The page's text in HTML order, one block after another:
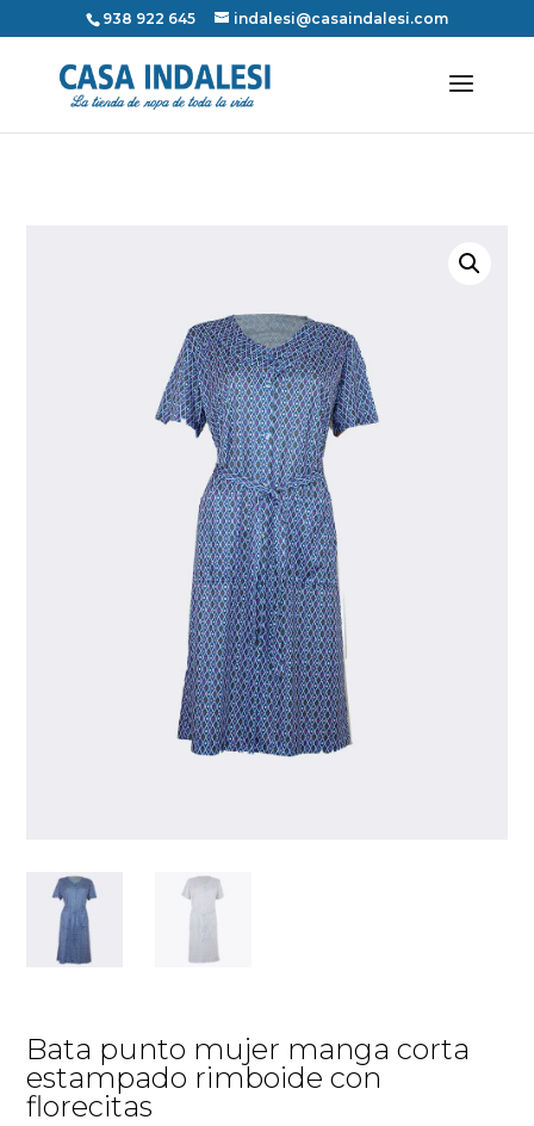
938 922 645 indalesi@casaindalesi.com
Bata punto mujer manga corta
estampado rimboide con
florecitas